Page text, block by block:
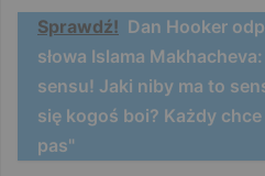
Sprawdź! Dan Hooker
słowa Islama
sensu! Jaki niby ma to
się kogoś boi? Każdy
pas"